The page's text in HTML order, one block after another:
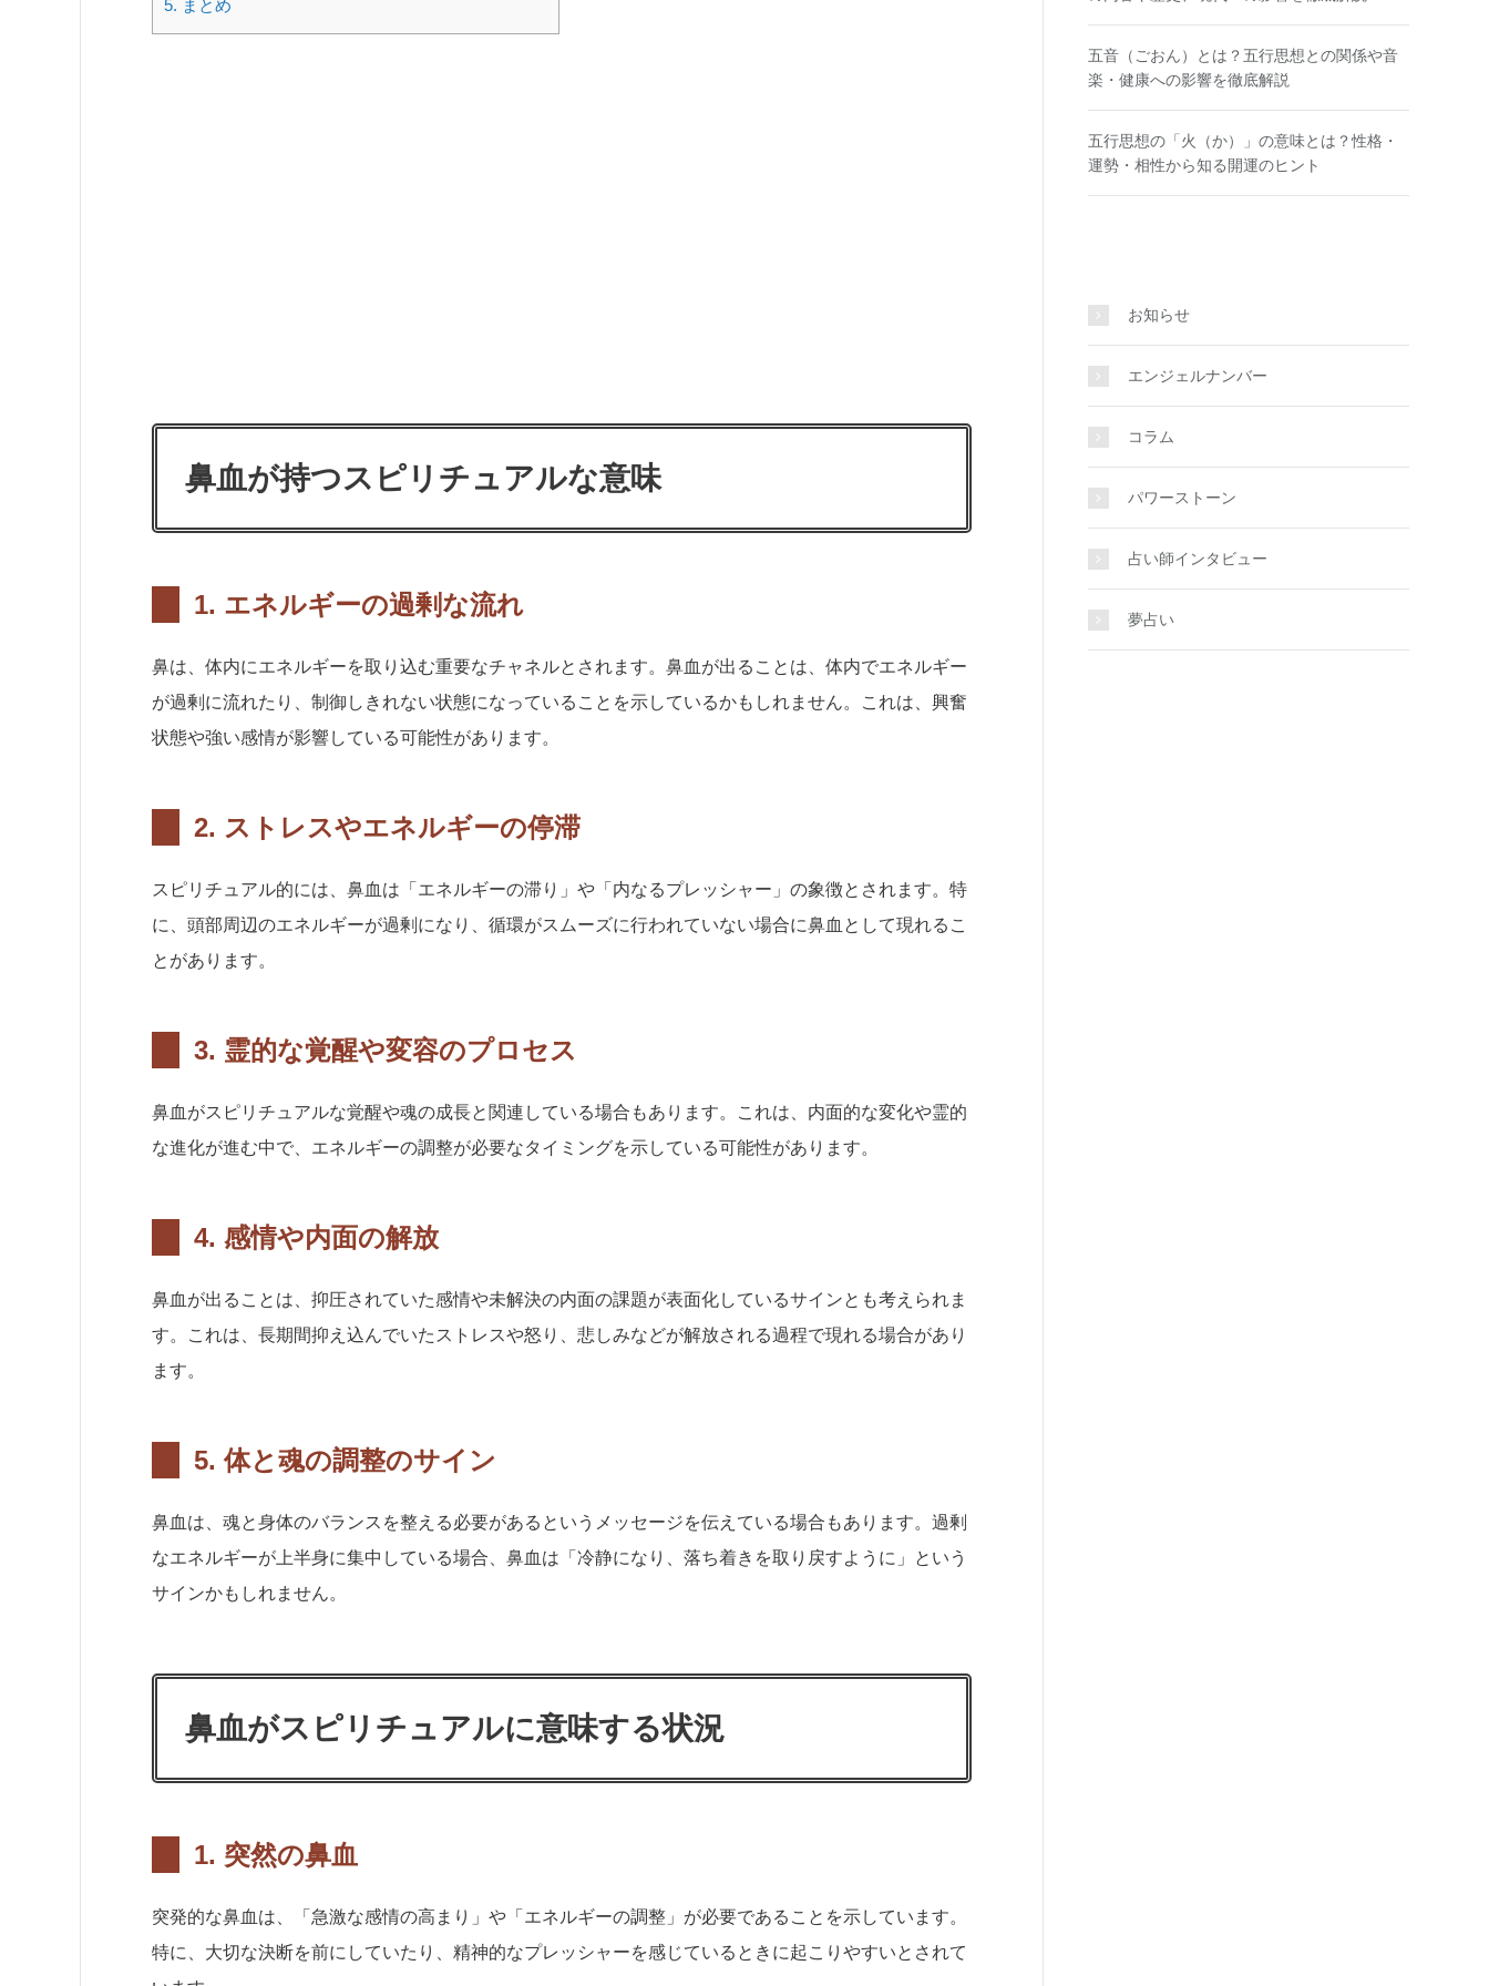
5. まとめ
鼻血が持つスピリチュアルな意味
1. エネルギーの過剰な流れ
鼻は、体内にエネルギーを取り込む重要なチャネルとされます。鼻血が出ることは、体内でエネルギー
が過剰に流れたり、制御しきれない状態になっていることを示しているかもしれません。これは、興奮
状態や強い感情が影響している可能性があります。
2. ストレスやエネルギーの停滞
スピリチュアル的には、鼻血は「エネルギーの滞り」や「内なるプレッシャー」の象徴とされます。特
に、頭部周辺のエネルギーが過剰になり、循環がスムーズに行われていない場合に鼻血として現れるこ
とがあります。
3. 霊的な覚醒や変容のプロセス
鼻血がスピリチュアルな覚醒や魂の成長と関連している場合もあります。これは、内面的な変化や霊的
な進化が進む中で、エネルギーの調整が必要なタイミングを示している可能性があります。
4. 感情や内面の解放
鼻血が出ることは、抑圧されていた感情や未解決の内面の課題が表面化しているサインとも考えられま
す。これは、長期間抑え込んでいたストレスや怒り、悲しみなどが解放される過程で現れる場合があり
ます。
5.体と魂の調整のサイン
鼻血は、魂と身体のバランスを整える必要があるというメッセージを伝えている場合もあります。過剰
なエネルギーが上半身に集中している場合、鼻血は「冷静になり、落ち着きを取り戻すように」という
サインかもしれません。
鼻血がスピリチュアルに意味する状況
1. 突然の鼻血
突発的な鼻血は、「急激な感情の高まり」や「エネルギーの調整」が必要であることを示しています。
特に、大切な決断を前にしていたり、精神的なプレッシャーを感じているときに起こりやすいとされて
五音（ごおん）とは？五行思想との関係や音
楽・健康への影響を徹底解説
五行思想の「火（か）」の意味とは？性格・
運勢・相性から知る開運のヒント
お知らせ
エンジェルナンバー
コラム
パワーストーン
占い師インタビュー
夢占い